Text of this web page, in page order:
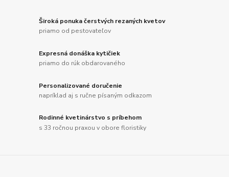
Široká ponuka čerstvých rezaných kvetov
priamo od pestovateľov
Expresná donáška kytičiek
priamo do rúk obdarovaného
Personalizované doručenie
napríklad aj s ručne písaným odkazom
Rodinné kvetinárstvo s príbehom
s 33 ročnou praxou v obore floristiky